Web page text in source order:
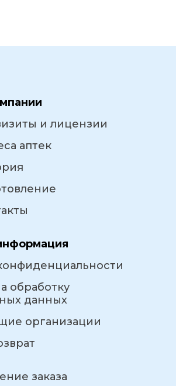
и лицензии
аптек
обработку
данных
организации
заказа